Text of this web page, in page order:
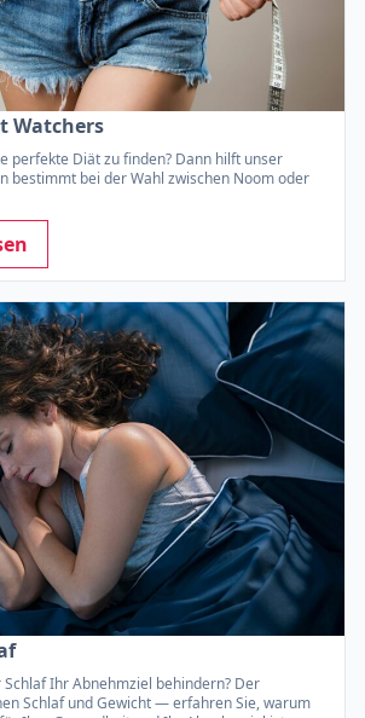
Watchers
perfekte Diät zu finden? Dann hilft unser
bestimmt bei der Wahl zwischen Noom oder
Ihr Abnehmziel behindern? Der
Schlaf und Gewicht — erfahren Sie, warum